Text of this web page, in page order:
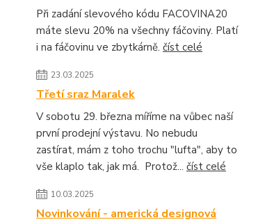
Při zadání slevového kódu FACOVINA20
máte slevu 20% na všechny fáčoviny. Platí
i na fáčovinu ve zbytkárně. číst celé
23.03.2025
Třetí sraz Maralek
V sobotu 29. března míříme na vůbec naší
první prodejní výstavu. No nebudu
zastírat, mám z toho trochu "lufta", aby to
vše klaplo tak, jak má. Protož... číst celé
10.03.2025
Novinkování - americká designová